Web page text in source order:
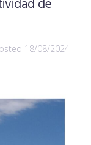
de
18/08/2024